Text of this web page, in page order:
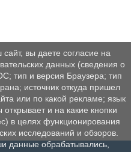
вы даете согласие на
данных (сведения о
тип и версия Браузера; тип
источник откуда пришел
или по какой рекламе; язык
и на какие кнопки
в целях функционирования
исследований и обзоров.
данные обрабатывались,